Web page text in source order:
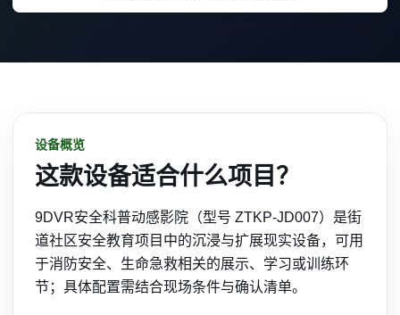
设备概览
这款设备适合什么项目？
9DVR安全科普动感影院（型号 ZTKP-JD007）是街
道社区安全教育项目中的沉浸与扩展现实设备，可用
于消防安全、生命急救相关的展示、学习或训练环
节；具体配置需结合现场条件与确认清单。